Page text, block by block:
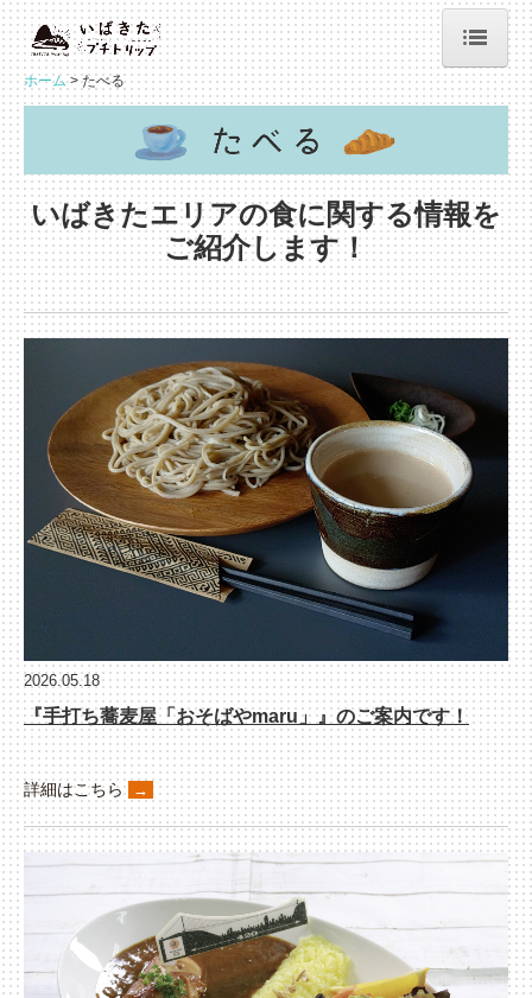
ホーム
たべる
みる・まなぶ
「いばきた」とは？
リンク集
ホーム たべる
いばきたエリアの食に関する情報を
ご紹介します！
2026.05.18
『手打ち蕎麦屋「おそばやmaru」』のご案内です！
詳細はこちら →